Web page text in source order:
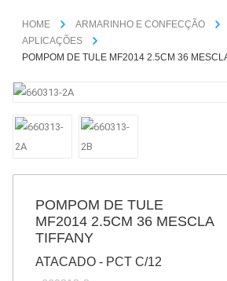
ARMARINHO E CONFECÇÃO
APLICAÇÕES
POMPOM DE TULE MF2014 2.5CM 36
POMPOM DE TULE
MF2014 2.5CM 36 MESCLA
TIFFANY
ATACADO - PCT C/12
1º caderno
3º caneta
4 º tecido
5
6º pincel
papel
cola
barbante